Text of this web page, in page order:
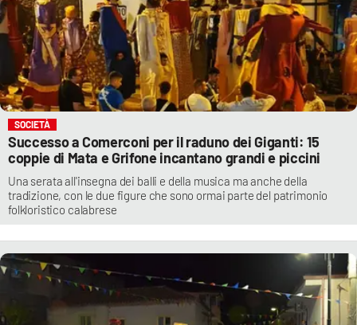
SOCIETÀ
Successo a Comerconi per il raduno dei Giganti: 15
coppie di Mata e Grifone incantano grandi e piccini
Una serata all'insegna dei balli e della musica ma anche della
tradizione, con le due figure che sono ormai parte del patrimonio
folkloristico calabrese